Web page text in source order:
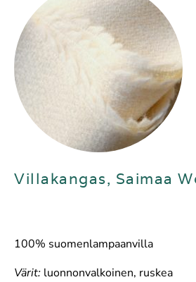
Villakangas, Saimaa
100% suomenlampaanvilla
Värit: luonnonvalkoinen, ruskea